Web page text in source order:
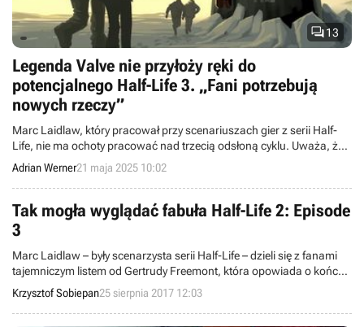
13
Legenda Valve nie przyłoży ręki do
potencjalnego Half-Life 3. „Fani potrzebują
nowych rzeczy”
Marc Laidlaw, który pracował przy scenariuszach gier z serii Half-
Life, nie ma ochoty pracować nad trzecią odsłoną cyklu. Uważa, że
marka potrzebuje świeżych pomysłów, a te zapewnią jej nowy
Adrian Werner21 maja 2025 10:02
Tak mogła wyglądać fabuła Half-Life 2: Episode
3
Marc Laidlaw – były scenarzysta serii Half-Life – dzieli się z fanami
tajemniczym listem od Gertrudy Freemont, która opowiada o końcu
swojej przygody. Całość okazuje się zmyślnym przekazaniem
prawdopodobnego zarysu historii ostatniego epizodu Half-Life’a 2 i
rozwiązuje niedokończoną fabułę.
Krzysztof Sobiepan25 sierpnia 2017 12:03